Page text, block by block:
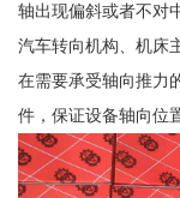
轴出现偏斜或者不对
汽车转向机构、机床
在需要承受轴向推力
件，保证设备轴向位